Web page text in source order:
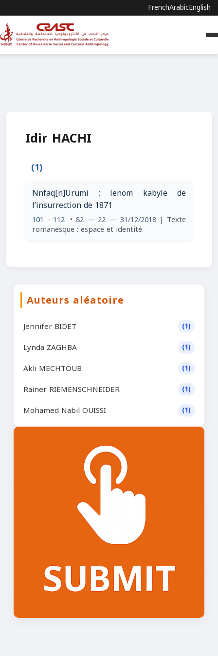
FrenchArabicEnglish
Idir HACHI
(1)
Nnfaq[n]Urumi : lenom kabyle de
l’insurrection de 1871
101 - 112 • 82 — 22 — 31/12/2018 | Texte
romanesque : espace et identité
Auteurs aléatoire
Jennifer BIDET (1)
Lynda ZAGHBA (1)
Akli MECHTOUB (1)
Rainer RIEMENSCHNEIDER (1)
Mohamed Nabil OUISSI (1)